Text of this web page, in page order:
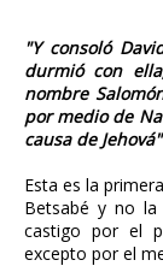
"Y consoló
durmió con
nombre
por medio de
causa de Jehová"
Esta es la
Betsabé y no la
castigo por el
excepto por el